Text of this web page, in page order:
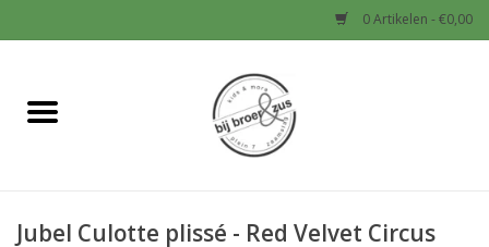
0 Artikelen - €0,00
Home
Baby
Jubel Culotte plissé - Red Velvet Circus